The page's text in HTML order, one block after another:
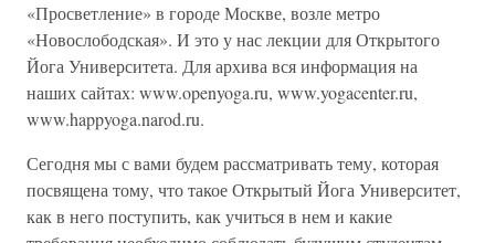
«Просветление» в городе Москве, возле метро
«Новослободская». И это у нас лекции для Открытого
Йога Университета. Для архива вся информация на
наших сайтах: www.openyoga.ru, www.yogacenter.ru,
www.happyoga.narod.ru.
Сегодня мы с вами будем рассматривать тему, которая
посвящена тому, что такое Открытый Йога Университет,
как в него поступить, как учиться в нем и какие